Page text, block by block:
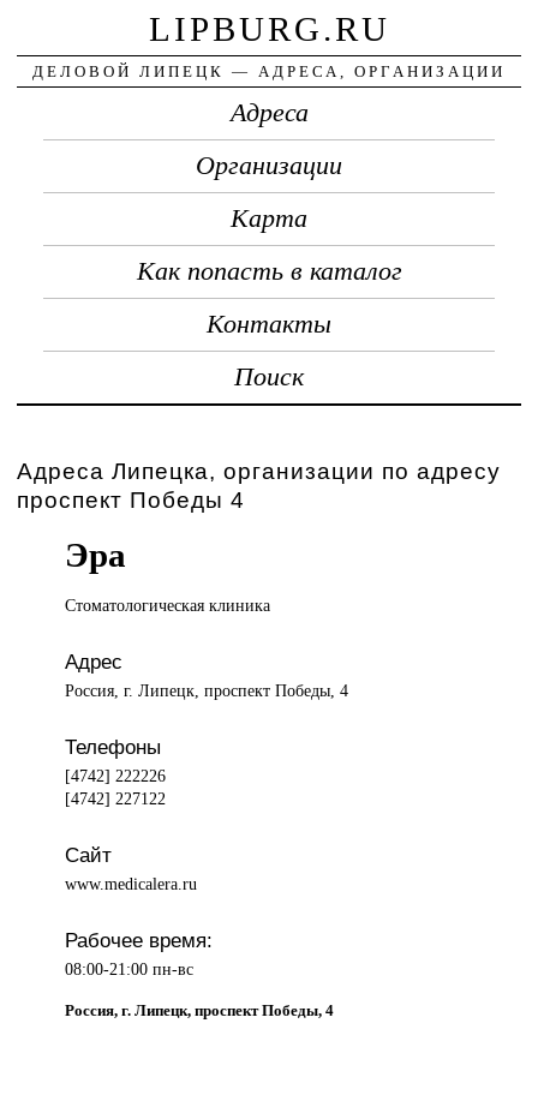
LIPBURG.RU
ДЕЛОВОЙ ЛИПЕЦК — АДРЕСА, ОРГАНИЗАЦИИ
Адреса
Организации
Карта
Как попасть в каталог
Контакты
Поиск
Адреса Липецка, организации по адресу
проспект Победы 4
Эра
Стоматологическая клиника
Адрес
Россия, г. Липецк, проспект Победы, 4
Телефоны
[4742] 222226
[4742] 227122
Сайт
www.medicalera.ru
Рабочее время:
08:00-21:00 пн-вс
Россия, г. Липецк, проспект Победы, 4